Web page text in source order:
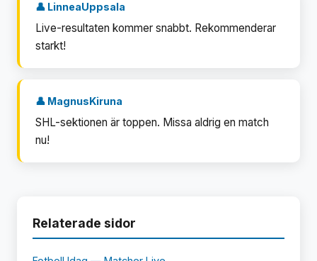
👤 LinneaUppsala
Live-resultaten kommer snabbt. Rekommenderar
starkt!
👤 MagnusKiruna
SHL-sektionen är toppen. Missa aldrig en match
nu!
Relaterade sidor